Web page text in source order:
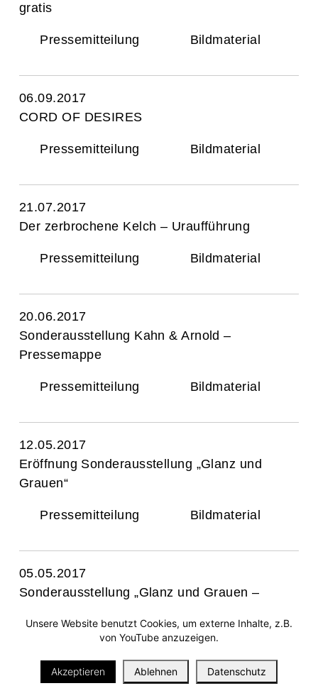
i
gratis
Pressemitteilung Bildmaterial
06.09.2017
CORD OF DESIRES
Pressemitteilung Bildmaterial
21.07.2017
Der zerbrochene Kelch – Uraufführung
Pressemitteilung Bildmaterial
20.06.2017
Sonderausstellung Kahn & Arnold –
Pressemappe
Pressemitteilung Bildmaterial
12.05.2017
Eröffnung Sonderausstellung „Glanz und
Grauen“
Pressemitteilung Bildmaterial
05.05.2017
Sonderausstellung „Glanz und Grauen –
Pressemitteilung Bildmaterial
Unsere Website benutzt Cookies, um externe Inhalte, z.B.
von YouTube anzuzeigen.
Akzeptieren Ablehnen Datenschutz